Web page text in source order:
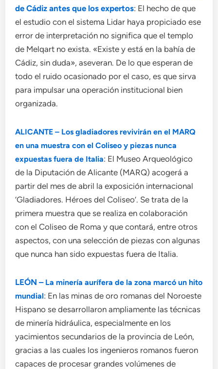
de Cádiz antes que los expertos: El hecho de que
el estudio con el sistema Lidar haya propiciado ese
error de interpretación no significa que el templo
de Melqart no exista. «Existe y está en la bahía de
Cádiz, sin duda», aseveran. De lo que esperan de
todo el ruido ocasionado por el caso, es que sirva
para impulsar una operación institucional bien
organizada.
ALICANTE – Los gladiadores revivirán en el MARQ
en una muestra con el Coliseo y piezas nunca
expuestas fuera de Italia: El Museo Arqueológico
de la Diputación de Alicante (MARQ) acogerá a
partir del mes de abril la exposición internacional
‘Gladiadores. Héroes del Coliseo’. Se trata de la
primera muestra que se realiza en colaboración
con el Coliseo de Roma y que contará, entre otros
aspectos, con una selección de piezas con algunas
que nunca han sido expuestas fuera de Italia.
LEÓN – La minería aurífera de la zona marcó un hito
mundial: En las minas de oro romanas del Noroeste
Hispano se desarrollaron ampliamente las técnicas
de minería hidráulica, especialmente en los
yacimientos secundarios de la provincia de León,
gracias a las cuales los ingenieros romanos fueron
capaces de procesar grandes volúmenes de